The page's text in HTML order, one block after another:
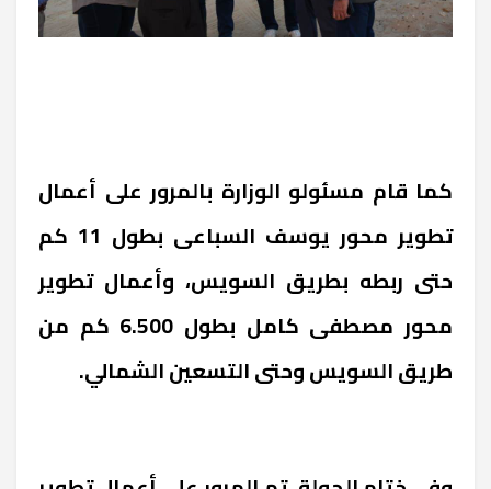
كما قام مسئولو الوزارة بالمرور على أعمال
تطوير محور يوسف السباعى بطول 11 كم
حتى ربطه بطريق السويس، وأعمال تطوير
محور مصطفى كامل بطول 6.500 كم من
طريق السويس وحتى التسعين الشمالي.